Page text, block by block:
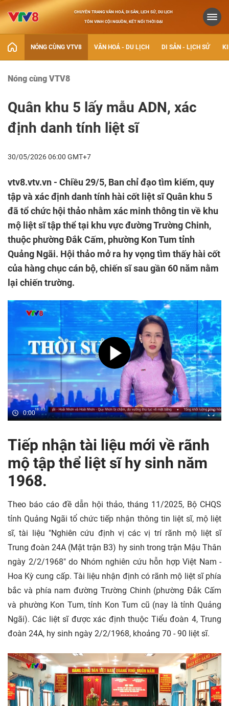
CHUYÊN TRANG VĂN HOÁ, DI SẢN, LỊCH SỬ, DU LỊCH
TÔN VINH CỘI NGUỒN, KẾT NỐI THỜI ĐẠI
NÓNG CÙNG VTV8 VĂN HOÁ - DU LỊCH DI SẢN - LỊCH SỬ
Nóng cùng VTV8
Quân khu 5 lấy mẫu ADN, xác
định danh tính liệt sĩ
30/05/2026 06:00 GMT+7
vtv8.vtv.vn - Chiều 29/5, Ban chỉ đạo tìm kiếm, quy
tập và xác định danh tính hài cốt liệt sĩ Quân khu 5
đã tổ chức hội thảo nhằm xác minh thông tin về khu
mộ liệt sĩ tập thể tại khu vực đường Trường Chinh,
thuộc phường Đắk Cấm, phường Kon Tum tỉnh
Quảng Ngãi. Hội thảo mở ra hy vọng tìm thấy hài cốt
của hàng chục cán bộ, chiến sĩ sau gần 60 năm nằm
lại chiến trường.
0:00
Tiếp nhận tài liệu mới về rãnh
mộ tập thể liệt sĩ hy sinh năm
1968.
Theo báo cáo đề dẫn hội thảo, tháng 11/2025, Bộ CHQS
tỉnh Quảng Ngãi tổ chức tiếp nhận thông tin liệt sĩ, mộ liệt
sĩ, tài liệu "Nghiên cứu định vị các vị trí rãnh mộ liệt sĩ
Trung đoàn 24A (Mặt trận B3) hy sinh trong trận Mậu Thân
ngày 2/2/1968" do Nhóm nghiên cứu hỗn hợp Việt Nam -
Hoa Kỳ cung cấp. Tài liệu nhận định có rãnh mộ liệt sĩ phía
bắc và phía nam đường Trường Chinh (phường Đắk Cấm
và phường Kon Tum, tỉnh Kon Tum cũ (nay là tỉnh Quảng
Ngãi). Các liệt sĩ được xác định thuộc Tiểu đoàn 4, Trung
đoàn 24A, hy sinh ngày 2/2/1968, khoảng 70 - 90 liệt sĩ.